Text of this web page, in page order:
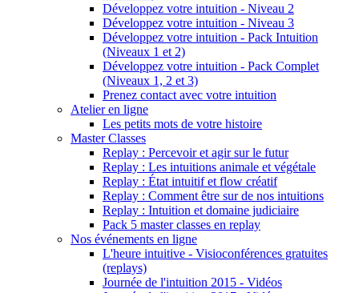
Développez votre intuition - Niveau 2
Développez votre intuition - Niveau 3
Développez votre intuition - Pack Intuition
(Niveaux 1 et 2)
Développez votre intuition - Pack Complet
(Niveaux 1, 2 et 3)
Prenez contact avec votre intuition
Atelier en ligne
Les petits mots de votre histoire
Master Classes
Replay : Percevoir et agir sur le futur
Replay : Les intuitions animale et végétale
Replay : État intuitif et flow créatif
Replay : Comment être sur de nos intuitions
Replay : Intuition et domaine judiciaire
Pack 5 master classes en replay
Nos événements en ligne
L'heure intuitive - Visioconférences gratuites
(replays)
Journée de l'intuition 2015 - Vidéos